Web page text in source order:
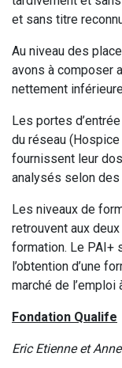
et sans titre
Au niveau des
avons à composer
nettement
Les portes
du réseau
fournissent leur
analysés selon
Les niveaux de
retrouvent aux
formation. Le PAI+
l’obtention d’une
marché de l’emploi
Fondation Qualife
Eric Etienne et